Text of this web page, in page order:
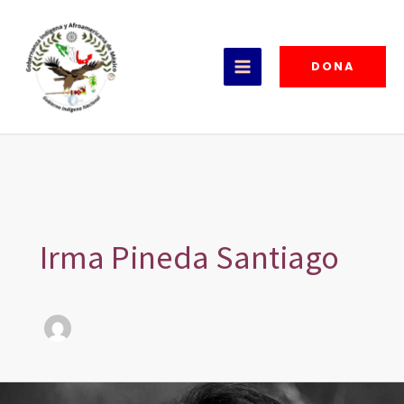
contenido
DONA
Irma Pineda Santiago